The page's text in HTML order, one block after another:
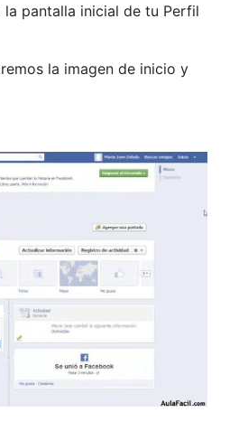
la pantalla inicial de tu Perfil
la imagen de inicio y